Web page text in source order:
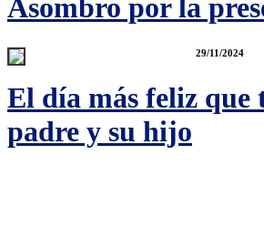
Asombro por la
29/11/2024
El día más feliz
padre y su hijo